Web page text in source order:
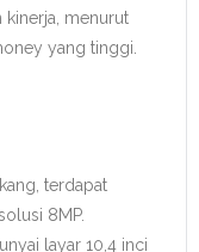
kinerja, menurut
yang tinggi.
terdapat
8MP.
layar 10,4 inci